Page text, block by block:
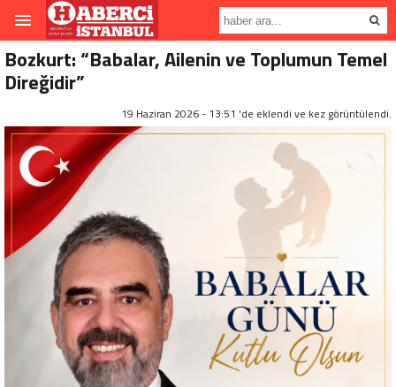
Bozkurt: “Babalar, Ailenin ve Toplumun Temel
Direğidir”
19 Haziran 2026 - 13:51 'de eklendi ve kez görüntülendi.